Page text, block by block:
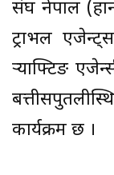
संघ नेपाल
ट्राभल
र्‍याफ्टिङ
कार्यक्रम छ ।